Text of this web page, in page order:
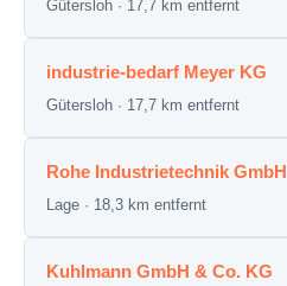
Gütersloh · 17,7 km entfernt
industrie-bedarf Meyer KG
Gütersloh · 17,7 km entfernt
Rohe Industrietechnik GmbH
Lage · 18,3 km entfernt
Kuhlmann GmbH & Co. KG